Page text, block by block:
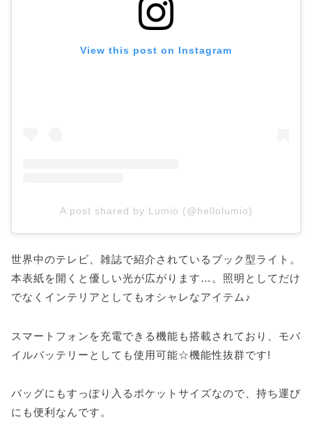
View this post on Instagram
A post shared by Lumio (@hellolumio)
世界中のテレビ、雑誌で紹介されているブック型ライト。
本表紙を開くと優しい光が広がります…。照明としてだけ
でなくインテリアとしてもオシャレなアイテム♪
スマートフォンを充電できる機能も搭載されており、モバ
イルバッテリーとしても使用可能☆機能性抜群です!
バッグにもすっぽり入るポケットサイズなので、持ち運び
にも便利なんです。